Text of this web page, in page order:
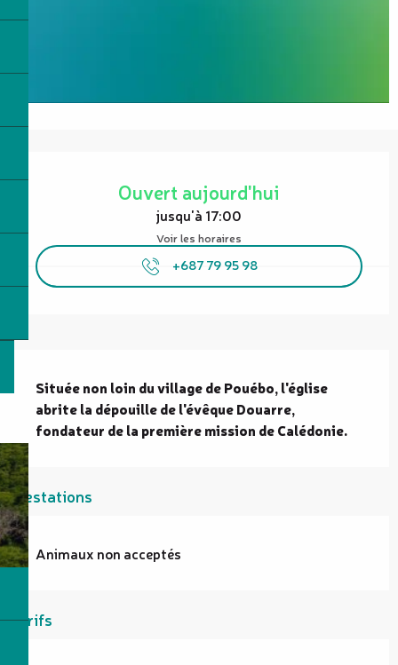
Ouvert aujourd'hui
jusqu'à 17:00
Voir les horaires
+687 79 95 98
Située non loin du village de Pouébo, l'église
abrite la dépouille de l'évêque Douarre,
fondateur de la première mission de Calédonie.
Prestations
Animaux non acceptés
Tarifs